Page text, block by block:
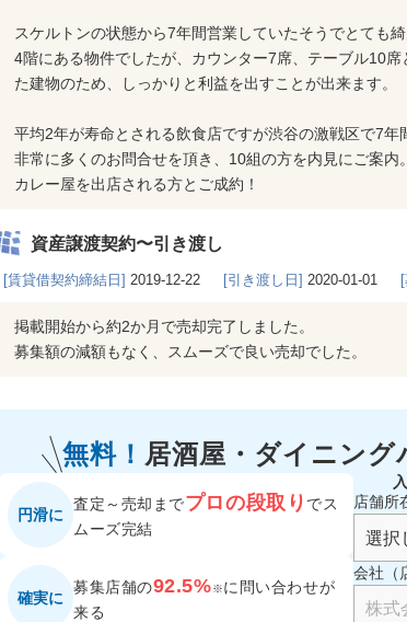
スケルトンの状態から7年間営業していたそうでとても綺
4階にある物件でしたが、カウンター7席、テーブル10
た建物のため、しっかりと利益を出すことが出来ます。
平均2年が寿命とされる飲食店ですが渋谷の激戦区で7年
非常に多くのお問合せを頂き、10組の方を内見にご案内。
カレー屋を出店される方とご成約！
資産譲渡契約〜引き渡し
[賃貸借契約締結日] 2019-12-22 [引き渡し日] 2020-01-01
掲載開始から約2か月で売却完了しました。
募集額の減額もなく、スムーズで良い売却でした。
無料！ 居酒屋・ダイニング
円滑に
査定～売却までプロの段取り でス
ムーズ完結
確実に
募集店舗の92.5%※に 問い合わせが
来る
店舗所
会社（